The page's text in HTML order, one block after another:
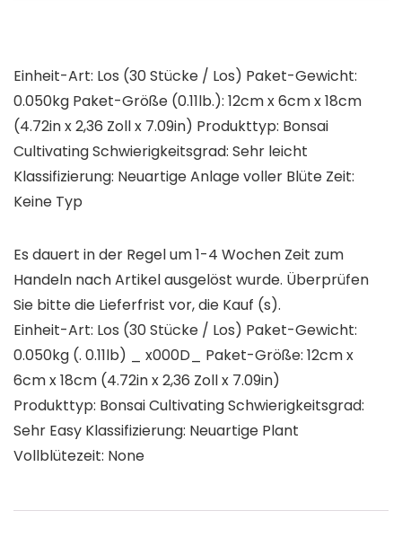
Einheit-Art: Los (30 Stücke / Los) Paket-Gewicht:
0.050kg Paket-Größe (0.11lb.): 12cm x 6cm x 18cm
(4.72in x 2,36 Zoll x 7.09in) Produkttyp: Bonsai
Cultivating Schwierigkeitsgrad: Sehr leicht
Klassifizierung: Neuartige Anlage voller Blüte Zeit:
Keine Typ
Es dauert in der Regel um 1-4 Wochen Zeit zum
Handeln nach Artikel ausgelöst wurde. Überprüfen
Sie bitte die Lieferfrist vor, die Kauf (s).
Einheit-Art: Los (30 Stücke / Los) Paket-Gewicht:
0.050kg (. 0.11lb) _ x000D_ Paket-Größe: 12cm x
6cm x 18cm (4.72in x 2,36 Zoll x 7.09in)
Produkttyp: Bonsai Cultivating Schwierigkeitsgrad:
Sehr Easy Klassifizierung: Neuartige Plant
Vollblütezeit: None